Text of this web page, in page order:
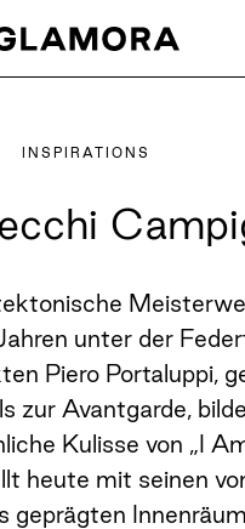
INSPIRATIONS
unter der
Piero Portaluppi,
zur Avantgarde,
Kulisse von „I
heute mit seinen
geprägten